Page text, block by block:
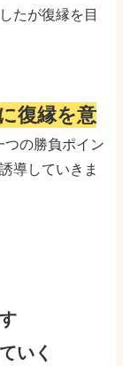
たが復縁を目
復縁を意
つの勝負ポイン
導していきま
いく